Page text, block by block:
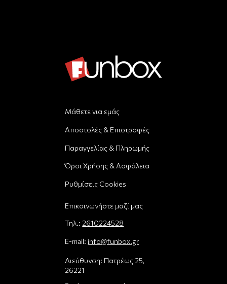
Μάθετε για εμάς
Αποστολές & Επιστροφές
Παραγγελίας & Πληρωμής
Όροι Χρήσης & Ασφάλεια
Ρυθμίσεις Cookies
Επικοινωνήστε μαζί μας
Τηλ.: 2610224528
E-mail: info@funbox.gr
Διεύθυνση: Πατρέως 25,
26221